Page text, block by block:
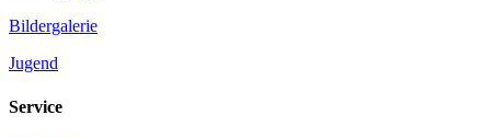
Bildergalerie
Jugend
Service